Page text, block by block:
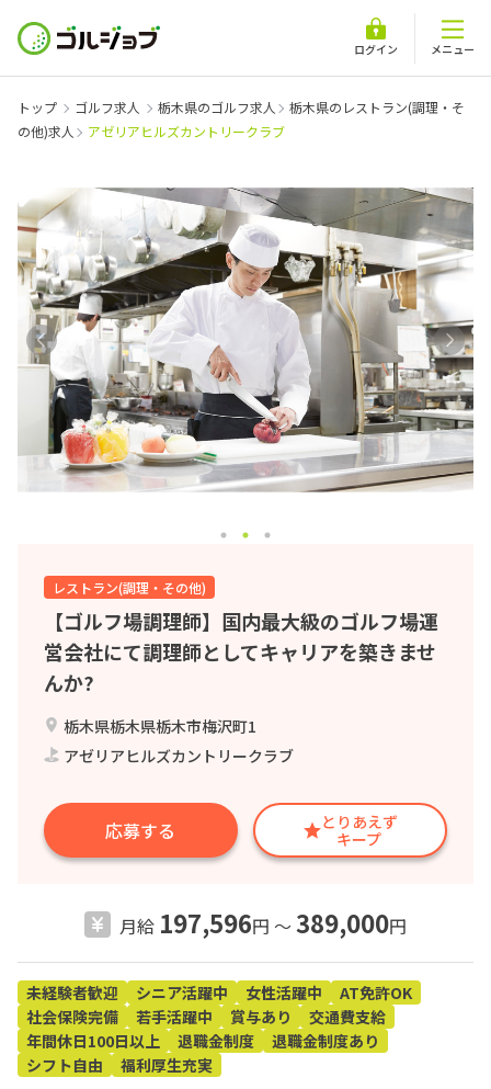
ログイン メニュー
トップ ゴルフ求人 栃木県のゴルフ求人
栃木県のレストラン(調理・そ
の他)求人
アゼリアヒルズカントリークラブ
レストラン(調理・その他)
【ゴルフ場調理師】国内最大級のゴルフ場運
営会社にて調理師としてキャリアを築きませ
んか?
栃木県栃木県栃木市梅沢町1
アゼリアヒルズカントリークラブ
応募する
とりあえず
キープ
月給 197,596円 〜 389,000円
未経験者歓迎 シニア活躍中 女性活躍中
AT免許OK
社会保険完備
若手活躍中 賞与あり
交通費支給
年間休日100日以上
退職金制度
退職金制度あり
シフト自由
福利厚生充実